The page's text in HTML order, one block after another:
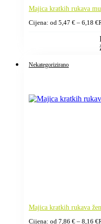
Majica kratkih rukava
Cijena: od 5,47 € – 6,18 €
Nekategorizirano
Majica kratkih rukava
Cijena: od 7,86 € – 8,16 €